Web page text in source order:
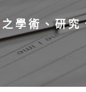
之學術、研